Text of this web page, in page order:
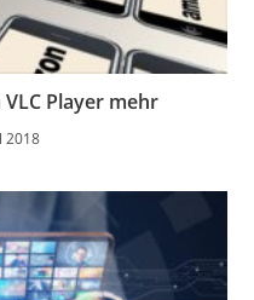
Player mehr
2018